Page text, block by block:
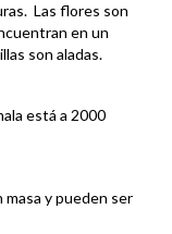
Las flores son
en un
son aladas.
está a 2000
masa y pueden ser